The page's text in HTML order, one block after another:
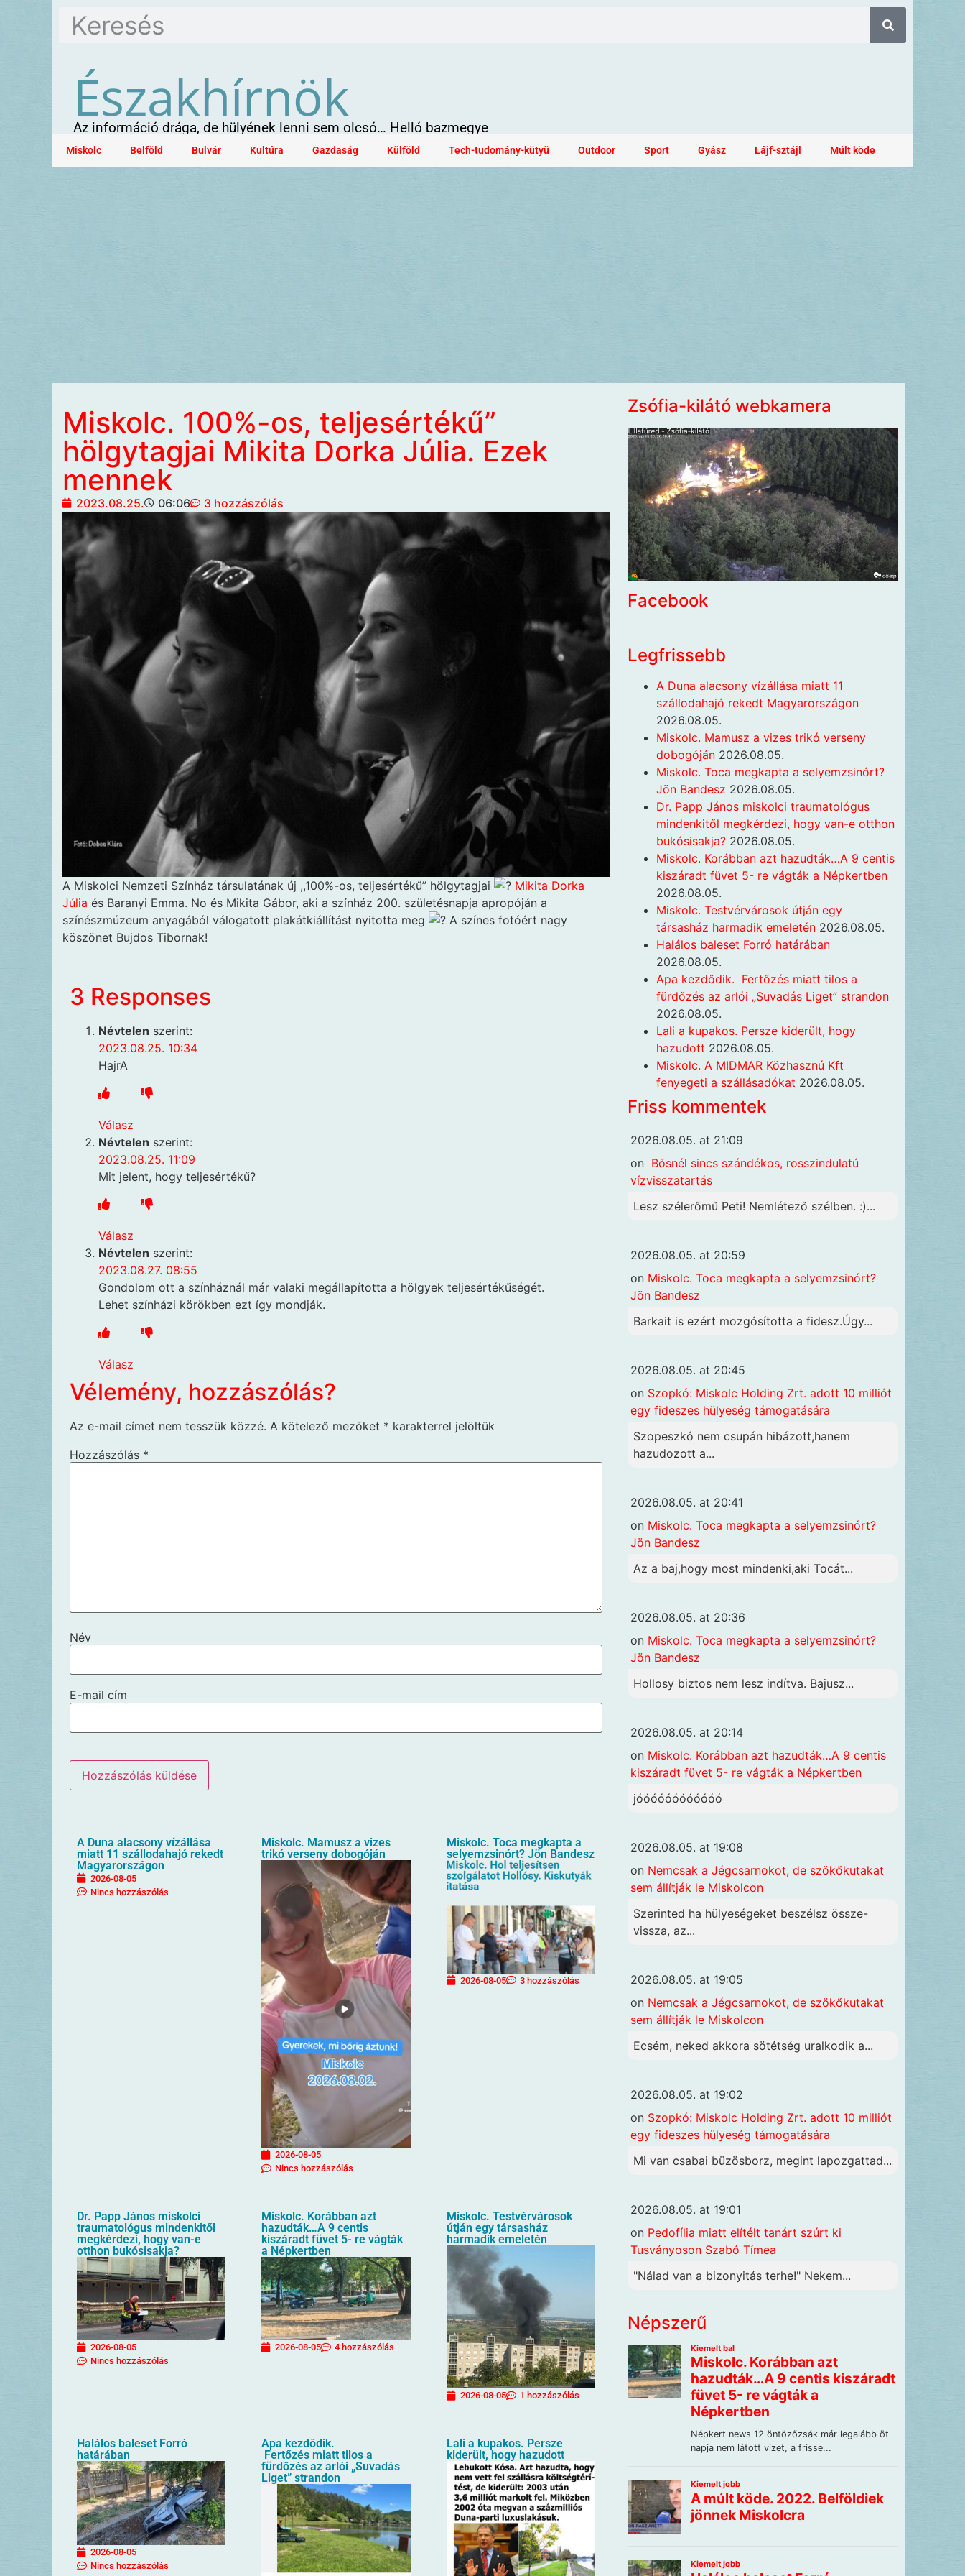
Északhírnök
Az információ drága, de hülyének lenni sem olcsó… Helló bazmegye
Miskolc Belföld Bulvár Kultúra Gazdaság Külföld Tech-tudomány-kütyü Outdoor Sport Gyász Lájf-sztájl Múlt köde
Miskolc. 100%-os, teljesértékű”
hölgytagjai Mikita Dorka Júlia. Ezek
mennek
2023.08.25. 06:06 3 hozzászólás
A Miskolci Nemzeti Színház társulatának új ,,100%-os, teljesértékű” hölgytagjai
Mikita Dorka
Júlia és Baranyi Emma. No és Mikita Gábor, aki a színház 200. születésnapja apropóján a
színészmúzeum anyagából válogatott plakátkiállítást nyitotta meg
A színes fotóért nagy
köszönet Bujdos Tibornak!
3 Responses
Névtelen szerint:
2023.08.25. 10:34
HajrA
Válasz
Névtelen szerint:
2023.08.25. 11:09
Mit jelent, hogy teljesértékű?
Válasz
Névtelen szerint:
2023.08.27. 08:55
Gondolom ott a színháznál már valaki megállapította a hölgyek teljesértékűségét.
Lehet színházi körökben ezt így mondják.
Válasz
Vélemény, hozzászólás?
Az e-mail címet nem tesszük közzé. A kötelező mezőket * karakterrel jelöltük
Hozzászólás *
Név
E-mail cím
A Duna alacsony vízállása
miatt 11 szállodahajó rekedt
Magyarországon
2026-08-05
Nincs hozzászólás
Miskolc. Mamusz a vizes
trikó verseny dobogóján
2026-08-05
Nincs hozzászólás
Miskolc. Toca megkapta a
selyemzsinórt? Jön Bandesz
2026-08-05 3 hozzászólás
Dr. Papp János miskolci
traumatológus mindenkitől
megkérdezi, hogy van-e
otthon bukósisakja?
2026-08-05
Nincs hozzászólás
Miskolc. Korábban azt
hazudták…A 9 centis
kiszáradt füvet 5- re vágták
a Népkertben
2026-08-05 4 hozzászólás
Miskolc. Testvérvárosok
útján egy társasház
harmadik emeletén
2026-08-05 1 hozzászólás
Halálos baleset Forró
határában
2026-08-05
Nincs hozzászólás
Apa kezdődik.
Fertőzés miatt tilos a
fürdőzés az arlói „Suvadás
Liget” strandon
Lali a kupakos. Persze
kiderült, hogy hazudott
Zsófia-kilátó webkamera
Facebook
Legfrissebb
A Duna alacsony vízállása miatt 11
szállodahajó rekedt Magyarországon
2026.08.05.
Miskolc. Mamusz a vizes trikó verseny
dobogóján 2026.08.05.
Miskolc. Toca megkapta a selyemzsinórt?
Jön Bandesz 2026.08.05.
Dr. Papp János miskolci traumatológus
mindenkitől megkérdezi, hogy van-e otthon
bukósisakja? 2026.08.05.
Miskolc. Korábban azt hazudták…A 9 centis
kiszáradt füvet 5- re vágták a Népkertben
2026.08.05.
Miskolc. Testvérvárosok útján egy
társasház harmadik emeletén 2026.08.05.
Halálos baleset Forró határában
2026.08.05.
Apa kezdődik. Fertőzés miatt tilos a
fürdőzés az arlói „Suvadás Liget” strandon
2026.08.05.
Lali a kupakos. Persze kiderült, hogy
hazudott 2026.08.05.
Miskolc. A MIDMAR Közhasznú Kft
fenyegeti a szállásadókat 2026.08.05.
Friss kommentek
2026.08.05. at 21:09
on Bősnél sincs szándékos, rosszindulatú
vízvisszatartás
Lesz szélerőmű Peti! Nemlétező szélben. :)...
2026.08.05. at 20:59
on Miskolc. Toca megkapta a selyemzsinórt?
Jön Bandesz
Barkait is ezért mozgósította a fidesz.Úgy...
2026.08.05. at 20:45
on Szopkó: Miskolc Holding Zrt. adott 10 milliót
egy fideszes hülyeség támogatására
Szopeszkó nem csupán hibázott,hanem
hazudozott a...
2026.08.05. at 20:41
on Miskolc. Toca megkapta a selyemzsinórt?
Jön Bandesz
Az a baj,hogy most mindenki,aki Tocát...
2026.08.05. at 20:36
on Miskolc. Toca megkapta a selyemzsinórt?
Jön Bandesz
Hollosy biztos nem lesz indítva. Bajusz...
2026.08.05. at 20:14
on Miskolc. Korábban azt hazudták…A 9 centis
kiszáradt füvet 5- re vágták a Népkertben
jóóóóóóóóóóóó
2026.08.05. at 19:08
on Nemcsak a Jégcsarnokot, de szökőkutakat
sem állítják le Miskolcon
Szerinted ha hülyeségeket beszélsz össze-
vissza, az...
2026.08.05. at 19:05
on Nemcsak a Jégcsarnokot, de szökőkutakat
sem állítják le Miskolcon
Ecsém, neked akkora sötétség uralkodik a...
2026.08.05. at 19:02
on Szopkó: Miskolc Holding Zrt. adott 10 milliót
egy fideszes hülyeség támogatására
Mi van csabai büzösborz, megint lapozgattad...
2026.08.05. at 19:01
on Pedofília miatt elítélt tanárt szúrt ki
Tusványoson Szabó Tímea
"Nálad van a bizonyitás terhe!" Nekem...
Népszerű